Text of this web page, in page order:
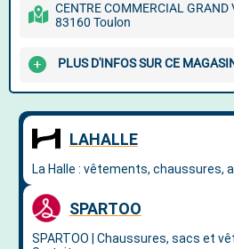
CENTRE COMMERCIAL GRAND
83160 Toulon
PLUS D'INFOS SUR CE